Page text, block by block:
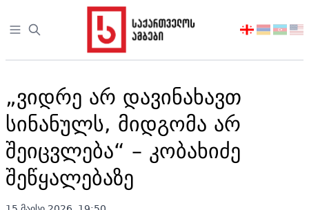
Open sidebar
აირჩიეთ
„ვიდრე არ დავინახავთ
სინანულს, მიდგომა არ
შეიცვლება“ – კობახიძე
შეწყალებაზე